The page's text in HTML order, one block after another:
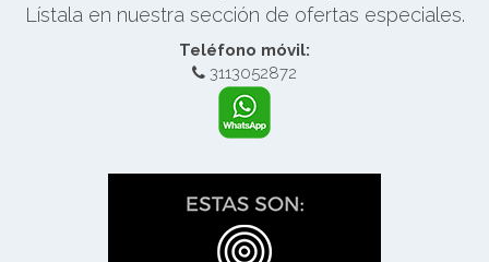
Lístala en nuestra sección de ofertas especiales.
Teléfono móvil:
3113052872